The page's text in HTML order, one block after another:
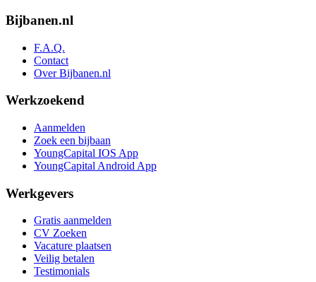
Bijbanen.nl
F.A.Q.
Contact
Over Bijbanen.nl
Werkzoekend
Aanmelden
Zoek een bijbaan
YoungCapital IOS App
YoungCapital Android App
Werkgevers
Gratis aanmelden
CV Zoeken
Vacature plaatsen
Veilig betalen
Testimonials